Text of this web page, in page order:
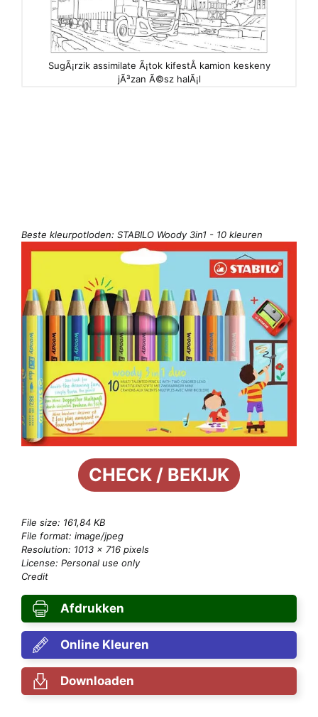
SugÃ¡rzik assimilate Ã¡tok kifestÅ kamion keskeny
jÃ³zan Ã©sz halÃ¡l
Beste kleurpotloden: STABILO Woody 3in1 - 10 kleuren
CHECK / BEKIJK
File size: 161,84 KB
File format: image/jpeg
Resolution: 1013 × 716 pixels
License: Personal use only
Credit
Afdrukken
Online Kleuren
Downloaden